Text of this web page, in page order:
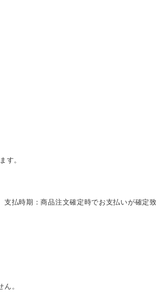
す。
払時期：商品注文確定時でお支払いが確定致
。